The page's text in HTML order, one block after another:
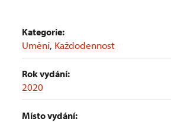
Kategorie:
Umění, Každodennost
Rok vydání:
2020
Místo vydání: